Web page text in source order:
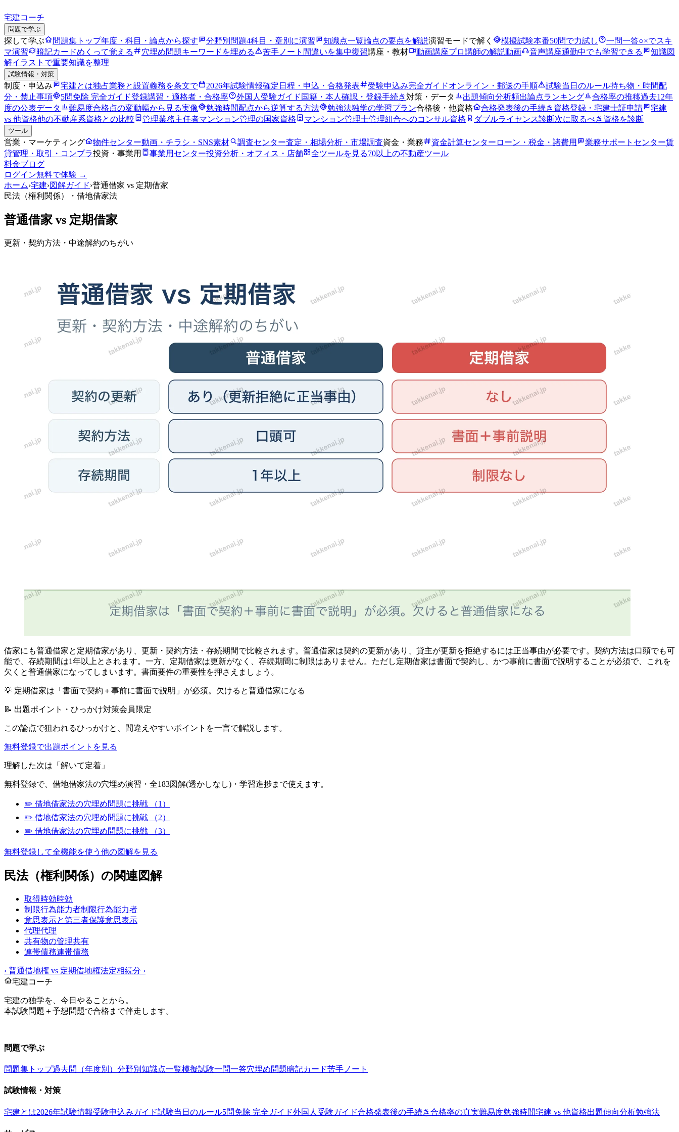
宅建コーチ
問題で学ぶ
探して学ぶ 問題集トップ年度・科目・論点から探す 分野別問題4科目・章別に演習 知識点一覧論点の要点を解説演習モードで解く 模擬試験本番50問で力試し 一問一答○×でスキ
マ演習
暗記カードめくって覚える 穴埋め問題キーワードを埋める 苦手ノート 間違いを集中復習講座・教材 動画講座プロ講師の解説動画 音声講座通勤中でも学習できる
知識図
解イラストで重要知識を整理
試験情報・対策
制度・申込み 宅建とは独占業務と設置義務を条文で 2026年試験情報確定日程・申込・合格発表 受験申込み完全ガイドオンライン・郵送の手順 試験当日のルール持ち物・時間配
分・禁止事項
5問免除 完全ガイド登録講習・適格者・合格率 外国人受験ガイド 国籍・本人確認・登録手続き対策・データ 出題傾向分析頻出論点ランキング 合格率の推移過去12年
度の公表データ
難易度合格点の変動幅から見る実像 勉強時間配点から逆算する方法 勉強法独学の学習プラン合格後・他資格 合格発表後の手続き 資格登録・宅建士証申請
宅建
vs 他資格他の不動産系資格との比較 管理業務主任者マンション管理の国家資格 マンション管理士管理組合へのコンサル資格 ダブルライセンス診断次に取るべき資格を診断
ツール
営業・マーケティング 物件センター動画・チラシ・SNS素材 調査センター査定・相場分析・市場調査資金・業務 資金計算センター ローン・税金・諸費用 業務サポートセンター賃
貸管理・取引・コンプラ投資・事業用 事業用センター投資分析・オフィス・店舗 全ツールを見る70以上の不動産ツール
料金ブログ
ログイン無料で体験 →
ホーム›宅建›図解ガイド›普通借家 vs 定期借家
民法（権利関係）
・借地借家法
普通借家 vs 定期借家
更新・契約方法・中途解約のちがい
借家にも普通借家と定期借家があり、更新・契約方法・存続期間で比較されます。普通借家は契約の更新があり、貸主が更新を拒絶するには正当事由が必要です。契約方法は口頭でも可
能で、存続期間は1年以上とされます。一方、定期借家は更新がなく、存続期間に制限はありません。ただし定期借家は書面で契約し、かつ事前に書面で説明することが必須で、これを
欠くと普通借家になってしまいます。書面要件の重要性を押さえましょう。
💡 定期借家は「書面で契約＋事前に書面で説明」が必須。欠けると普通借家になる
📝 出題ポイント・ひっかけ対策会員限定
この論点で狙われるひっかけと、間違えやすいポイントを一言で解説します。
無料登録で出題ポイントを見る
理解した次は「解いて定着」
無料登録で、 借地借家法の穴埋め演習・全183図解(透かしなし)・学習進捗まで使えます。
✏️ 借地借家法の穴埋め問題に挑戦
（1）
✏️ 借地借家法の穴埋め問題に挑戦
（2）
✏️ 借地借家法の穴埋め問題に挑戦 （3）
無料登録して全機能を使う 他の図解を見る
民法（権利関係） の関連図解
取得時効時効
制限行為能力者制限行為能力者
意思表示と第三者保護意思表示
代理代理
共有物の管理共有
連帯債務連帯債務
‹ 普通借地権 vs 定期借地権法定相続分 ›
宅建コーチ
宅建の独学を、今日やることから。
本試験問題＋予想問題で合格まで伴走します。
問題で学ぶ
問題集トップ過去問（年度別） 分野別 知識点一覧模擬試験一問一答穴埋め問題暗記カード苦手ノート
試験情報・対策
宅建とは2026年試験情報受験申込みガイド試験当日のルール5問免除 完全ガイド外国人受験ガイド合格発表後の手続き合格率の真実難易度勉強時間宅建 vs 他資格出題傾向分析勉強法